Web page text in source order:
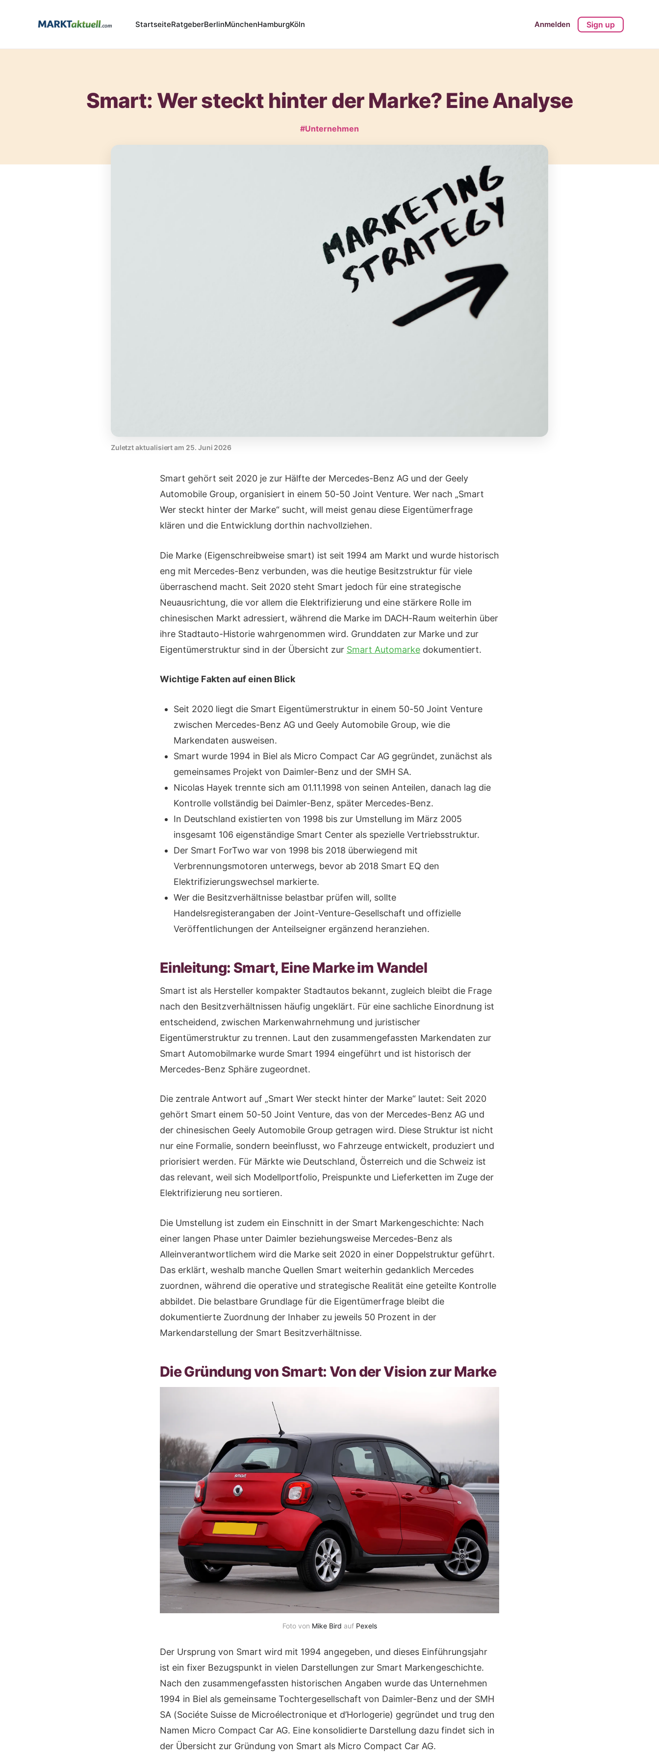
StartseiteRatgeberBerlinMünchenHamburgKöln Anmelden Sign up
Smart: Wer steckt hinter der Marke? Eine Analyse
#Unternehmen
Zuletzt aktualisiert am 25. Juni 2026
Smart gehört seit 2020 je zur Hälfte der Mercedes-Benz AG und der Geely
Automobile Group, organisiert in einem 50-50 Joint Venture. Wer nach „Smart
Wer steckt hinter der Marke“ sucht, will meist genau diese Eigentümerfrage
klären und die Entwicklung dorthin nachvollziehen.
Die Marke (Eigenschreibweise smart) ist seit 1994 am Markt und wurde historisch
eng mit Mercedes-Benz verbunden, was die heutige Besitzstruktur für viele
überraschend macht. Seit 2020 steht Smart jedoch für eine strategische
Neuausrichtung, die vor allem die Elektrifizierung und eine stärkere Rolle im
chinesischen Markt adressiert, während die Marke im DACH-Raum weiterhin über
ihre Stadtauto-Historie wahrgenommen wird. Grunddaten zur Marke und zur
Eigentümerstruktur sind in der Übersicht zur Smart Automarkedokumentiert.
Wichtige Fakten auf einen Blick
Seit 2020 liegt die Smart Eigentümerstruktur in einem 50-50 Joint Venture
zwischen Mercedes-Benz AG und Geely Automobile Group, wie die
Markendaten ausweisen.
Smart wurde 1994 in Biel als Micro Compact Car AG gegründet, zunächst als
gemeinsames Projekt von Daimler-Benz und der SMH SA.
Nicolas Hayek trennte sich am 01.11.1998 von seinen Anteilen, danach lag die
Kontrolle vollständig bei Daimler-Benz, später Mercedes-Benz.
In Deutschland existierten von 1998 bis zur Umstellung im März 2005
insgesamt 106 eigenständige Smart Center als spezielle Vertriebsstruktur.
Der Smart ForTwo war von 1998 bis 2018 überwiegend mit
Verbrennungsmotoren unterwegs, bevor ab 2018 Smart EQ den
Elektrifizierungswechsel markierte.
Wer die Besitzverhältnisse belastbar prüfen will, sollte
Handelsregisterangaben der Joint-Venture-Gesellschaft und offizielle
Veröffentlichungen der Anteilseigner ergänzend heranziehen.
Einleitung: Smart, Eine Marke im Wandel
Smart ist als Hersteller kompakter Stadtautos bekannt, zugleich bleibt die Frage
nach den Besitzverhältnissen häufig ungeklärt. Für eine sachliche Einordnung ist
entscheidend, zwischen Markenwahrnehmung und juristischer
Eigentümerstruktur zu trennen. Laut den zusammengefassten Markendaten zur
Smart Automobilmarke wurde Smart 1994 eingeführt und ist historisch der
Mercedes-Benz Sphäre zugeordnet.
Die zentrale Antwort auf „Smart Wer steckt hinter der Marke“ lautet: Seit 2020
gehört Smart einem 50-50 Joint Venture, das von der Mercedes-Benz AG und
der chinesischen Geely Automobile Group getragen wird. Diese Struktur ist nicht
nur eine Formalie, sondern beeinflusst, wo Fahrzeuge entwickelt, produziert und
priorisiert werden. Für Märkte wie Deutschland, Österreich und die Schweiz ist
das relevant, weil sich Modellportfolio, Preispunkte und Lieferketten im Zuge der
Elektrifizierung neu sortieren.
Die Umstellung ist zudem ein Einschnitt in der Smart Markengeschichte: Nach
einer langen Phase unter Daimler beziehungsweise Mercedes-Benz als
Alleinverantwortlichem wird die Marke seit 2020 in einer Doppelstruktur geführt.
Das erklärt, weshalb manche Quellen Smart weiterhin gedanklich Mercedes
zuordnen, während die operative und strategische Realität eine geteilte Kontrolle
abbildet. Die belastbare Grundlage für die Eigentümerfrage bleibt die
dokumentierte Zuordnung der Inhaber zu jeweils 50 Prozent in der
Markendarstellung der Smart Besitzverhältnisse.
Die Gründung von Smart: Von der Vision zur Marke
Foto von Mike Bird auf Pexels
Der Ursprung von Smart wird mit 1994 angegeben, und dieses Einführungsjahr
ist ein fixer Bezugspunkt in vielen Darstellungen zur Smart Markengeschichte.
Nach den zusammengefassten historischen Angaben wurde das Unternehmen
1994 in Biel als gemeinsame Tochtergesellschaft von Daimler-Benz und der SMH
SA (Sociéte Suisse de Microélectronique et d’Horlogerie) gegründet und trug den
Namen Micro Compact Car AG. Eine konsolidierte Darstellung dazu findet sich in
der Übersicht zur Gründung von Smart als Micro Compact Car AG.